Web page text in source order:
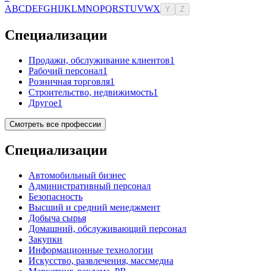
ABCDEFGHIJKLMNOPQRSTUVWX Y Z
Специализации
Продажи, обслуживание клиентов1
Рабочий персонал1
Розничная торговля1
Строительство, недвижимость1
Другое1
Смотреть все профессии
Специализации
Автомобильный бизнес
Административный персонал
Безопасность
Высший и средний менеджмент
Добыча сырья
Домашний, обслуживающий персонал
Закупки
Информационные технологии
Искусство, развлечения, массмедиа